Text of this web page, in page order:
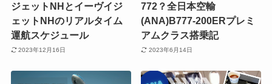
ジェットNHとイーヴイジ
ェットNHのリアルタイム
運航スケジュール
2023年12月16日
772？全日本空輸
(ANA)B777-200ERプレミ
アムクラス搭乗記
2023年6月14日